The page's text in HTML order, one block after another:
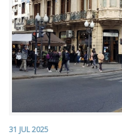
31 JUL 2025